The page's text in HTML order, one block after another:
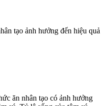
tạo ảnh hưởng đến hiệu quả
ăn nhân tạo có ảnh hưởng